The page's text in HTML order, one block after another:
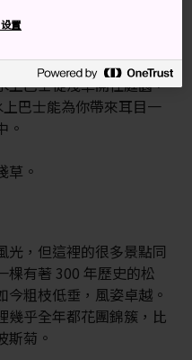
，水上巴士由東京都觀光
上巴士從淺草開往庭園，
巴士能為你帶來耳目一
。
草。
光，但這裡的很多景點同
棵有著 300 年歷史的松
粗枝低垂，風姿卓越。
幾乎全年都花團錦簇，比
斯菊。
置